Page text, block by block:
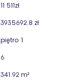
11 511zł
3935692.8 zł
piętro 1
6
341.92m²